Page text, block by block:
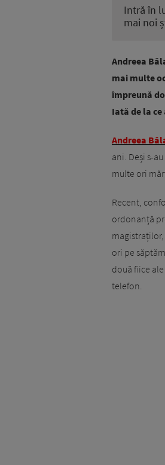
Intră în
mai noi
Andreea
mai multe
împreună
Iată de la
Andreea
ani. Deși s-
multe ori
Recent,
ordonanță
magistraților,
ori pe
două fiice
telefon.